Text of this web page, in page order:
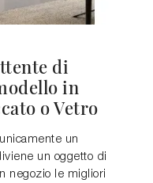
di
in
o Vetro
un
un oggetto di
negozio le migliori